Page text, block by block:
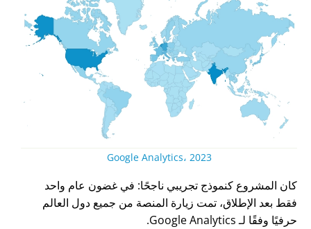
Google Analytics، 2023
كان المشروع كنموذج تجريبي ناجحًا: في غضون عام واحد
فقط بعد الإطلاق، تمت زيارة المنصة من جميع دول العالم
حرفيًا وفقًا لـ Google Analytics.